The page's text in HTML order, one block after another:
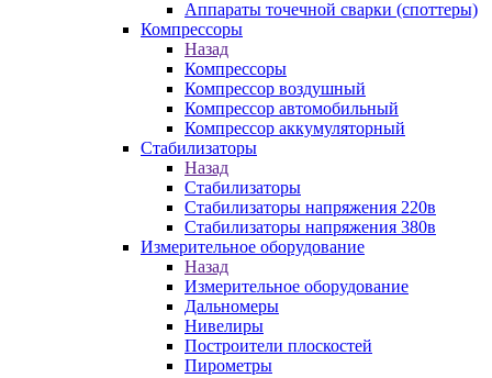
Аппараты точечной сварки (споттеры)
Компрессоры
Назад
Компрессоры
Компрессор воздушный
Компрессор автомобильный
Компрессор аккумуляторный
Стабилизаторы
Назад
Стабилизаторы
Стабилизаторы напряжения 220в
Стабилизаторы напряжения 380в
Измерительное оборудование
Назад
Измерительное оборудование
Дальномеры
Нивелиры
Построители плоскостей
Пирометры